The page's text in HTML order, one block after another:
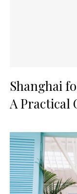
Shanghai
A Practical